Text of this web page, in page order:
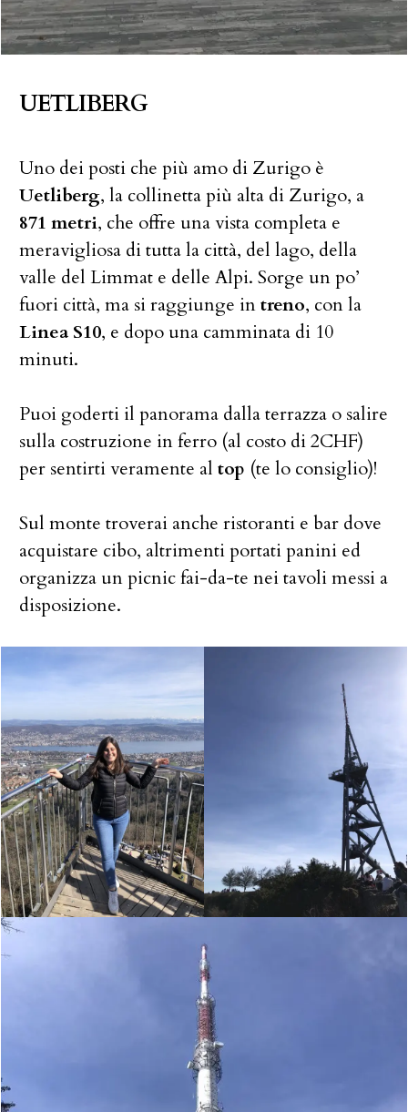
UETLIBERG
Uno dei posti che più amo di Zurigo è
Uetliberg, la collinetta più alta di Zurigo, a
871 metri, che offre una vista completa e
meravigliosa di tutta la città, del lago, della
valle del Limmat e delle Alpi. Sorge un po’
fuori città, ma si raggiunge intreno, con la
Linea S10, e dopo una camminata di 10
minuti.
Puoi goderti il panorama dalla terrazza o salire
sulla costruzione in ferro (al costo di 2CHF)
per sentirti veramente al top (te lo consiglio)!
Sul monte troverai anche ristoranti e bar dove
acquistare cibo, altrimenti portati panini ed
organizza un picnic fai-da-te nei tavoli messi a
disposizione.